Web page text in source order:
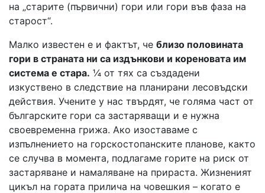
на „старите (първични) гори или гори във фаза на
старост“.
Малко известен е и фактът, че близо половината
гори в страната ни са издънкови и кореновата им
система е стара. ¼ от тях са създадени
изкуствено в следствие на планирани лесовъдски
действия. Учените у нас твърдят, че голяма част от
българските гори са застаряващи и е нужна
своевременна грижа. Ако изоставаме с
изпълнението на горскостопанските планове, както
се случва в момента, подлагаме горите на риск от
застаряване и намаляване на прираста. Жизненият
цикъл на гората прилича на човешкия – когато е